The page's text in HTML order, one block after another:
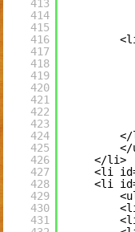
413
414
415
416
417
418
419
420
421
422
423
424
425
426
427
428
429
430
431
</
</li>
<li
<li